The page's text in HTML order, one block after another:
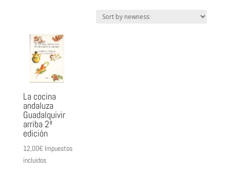
La cocina
andaluza
Guadalquivir
arriba 2ª
edición
12,00€ Impuestos
incluidos